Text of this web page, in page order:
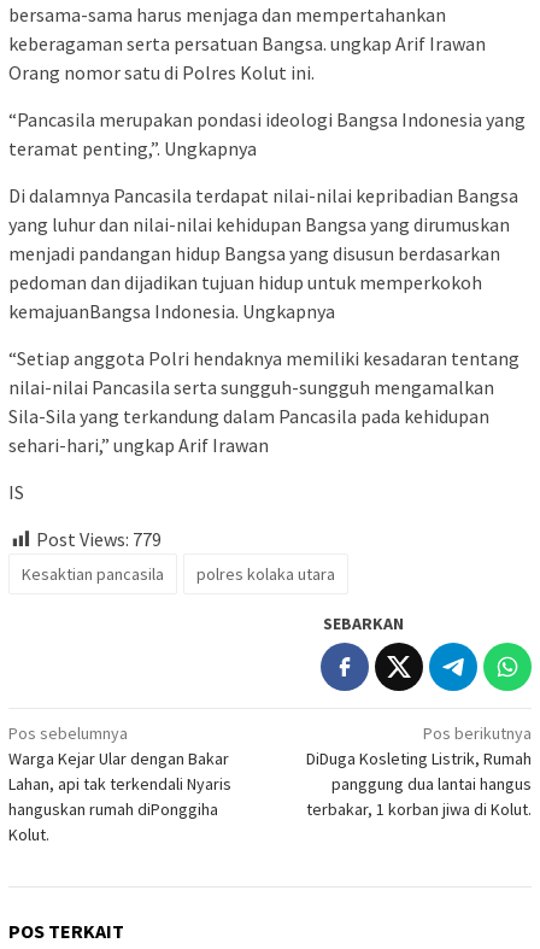
bersama-sama harus menjaga dan mempertahankan
keberagaman serta persatuan Bangsa. ungkap Arif Irawan
Orang nomor satu di Polres Kolut ini.
“Pancasila merupakan pondasi ideologi Bangsa Indonesia yang
teramat penting,”. Ungkapnya
Di dalamnya Pancasila terdapat nilai-nilai kepribadian Bangsa
yang luhur dan nilai-nilai kehidupan Bangsa yang dirumuskan
menjadi pandangan hidup Bangsa yang disusun berdasarkan
pedoman dan dijadikan tujuan hidup untuk memperkokoh
kemajuanBangsa Indonesia. Ungkapnya
“Setiap anggota Polri hendaknya memiliki kesadaran tentang
nilai-nilai Pancasila serta sungguh-sungguh mengamalkan
Sila-Sila yang terkandung dalam Pancasila pada kehidupan
sehari-hari,” ungkap Arif Irawan
IS
Post Views: 779
Kesaktian pancasila polres kolaka utara
SEBARKAN
Navigasi
pos
Pos sebelumnya
Warga Kejar Ular dengan Bakar
Lahan, api tak terkendali Nyaris
hanguskan rumah diPonggiha
Kolut.
Pos berikutnya
DiDuga Kosleting Listrik, Rumah
panggung dua lantai hangus
terbakar, 1 korban jiwa di Kolut.
POS TERKAIT